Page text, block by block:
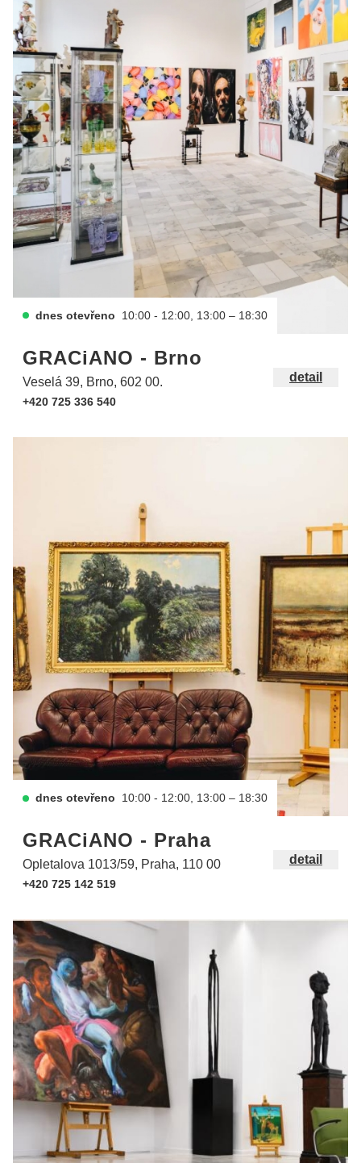
dnes otevřeno 10:00 - 12:00, 13:00 – 18:30
GRACiANO - Brno
Veselá 39, Brno, 602 00.
+420 725 336 540
detail
dnes otevřeno 10:00 - 12:00, 13:00 – 18:30
GRACiANO - Praha
Opletalova 1013/59, Praha, 110 00
+420 725 142 519
detail